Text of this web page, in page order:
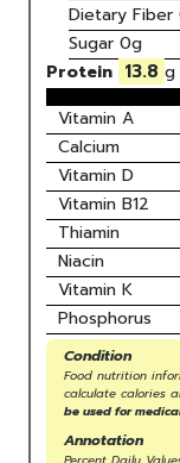
Dietary Fiber
Sugar 0g
Protein 13.8 g
Vitamin A
Calcium
Vitamin D
Vitamin B12
Thiamin
Niacin
Vitamin K
Phosphorus
Condition
Food nutrition
calculate calories
be used for
Annotation